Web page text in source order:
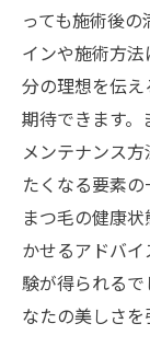
っても施術後
インや施術方
分の理想を伝
期待できます
メンテナンス
たくなる要素
まつ毛の健康
かせるアドバ
験が得られる
なたの美しさを